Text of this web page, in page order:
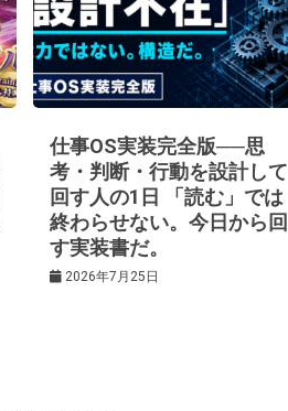
仕事OS実装完全版──思
考・判断・行動を設計して
回す人の1日 「読む」では
終わらせない。今日から回
す実装書だ。
2026年7月25日